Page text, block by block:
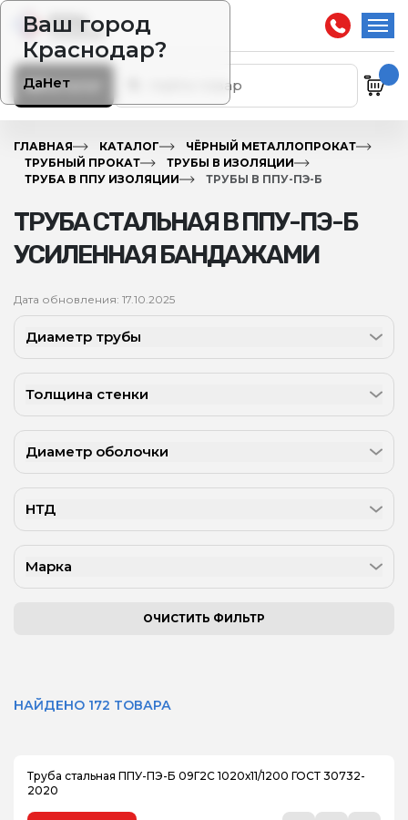
Ваш город
Краснодар?
ДаНет
Каталог
ГЛАВНАЯ КАТАЛОГ
ЧЁРНЫЙ МЕТАЛЛОПРОКАТ
ТРУБНЫЙ ПРОКАТ
ТРУБЫ В ИЗОЛЯЦИИ
ТРУБА В ППУ ИЗОЛЯЦИИ
ТРУБЫ В ППУ-ПЭ-Б
ТРУБА СТАЛЬНАЯ В ППУ-ПЭ-Б
УСИЛЕННАЯ БАНДАЖАМИ
Дата обновления: 17.10.2025
Диаметр трубы
Толщина стенки
Диаметр оболочки
НТД
Марка
ОЧИСТИТЬ ФИЛЬТР
НАЙДЕНО 172 ТОВАРА
Труба стальная ППУ-ПЭ-Б 09Г2С 1020х11/1200 ГОСТ 30732-
2020